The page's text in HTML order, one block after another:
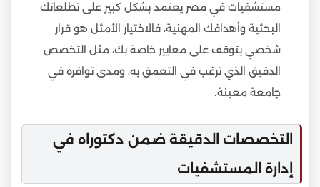
مستشفيات في مصر يعتمد بشكل كبير على تطلعاتك
البحثية وأهدافك المهنية، فالاختيار الأمثل هو قرار
شخصي يتوقف على معايير خاصة بك، مثل التخصص
الدقيق الذي ترغب في التعمق به، ومدى توافره في
جامعة معينة.
التخصصات الدقيقة ضمن دكتوراه في
إدارة المستشفيات